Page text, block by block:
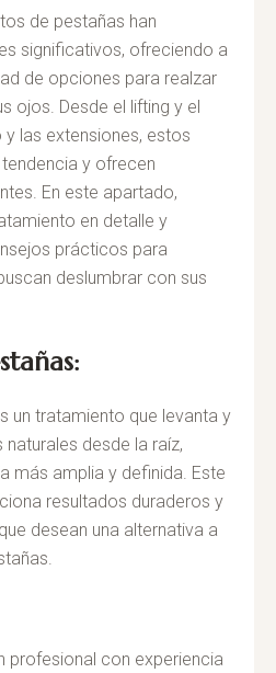
de pestañas han
significativos, ofreciendo a
de opciones para realzar
ojos. Desde el lifting y el
las extensiones, estos
y ofrecen
En este apartado,
en detalle y
prácticos para
deslumbrar con sus
un tratamiento que levanta y
desde la raíz,
más amplia y definida. Este
resultados duraderos y
desean una alternativa a
profesional con experiencia